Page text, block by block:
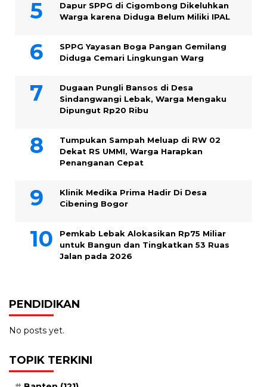
Dapur SPPG di Cigombong Dikeluhkan
Warga karena Diduga Belum Miliki IPAL
SPPG Yayasan Boga Pangan Gemilang
Diduga Cemari Lingkungan Warg
Dugaan Pungli Bansos di Desa
Sindangwangi Lebak, Warga Mengaku
Dipungut Rp20 Ribu
Tumpukan Sampah Meluap di RW 02
Dekat RS UMMI, Warga Harapkan
Penanganan Cepat
Klinik Medika Prima Hadir Di Desa
Cibening Bogor
Pemkab Lebak Alokasikan Rp75 Miliar
untuk Bangun dan Tingkatkan 53 Ruas
Jalan pada 2026
PENDIDIKAN
No posts yet.
TOPIK TERKINI